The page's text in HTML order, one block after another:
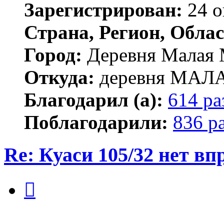
Зарегистрирован: 24
Страна, Регион,
Город: Деревня Малая
Откуда: деревня
Благодарил (а): 614
Поблагодарили: 836
Re: Куаси 105/32 нет